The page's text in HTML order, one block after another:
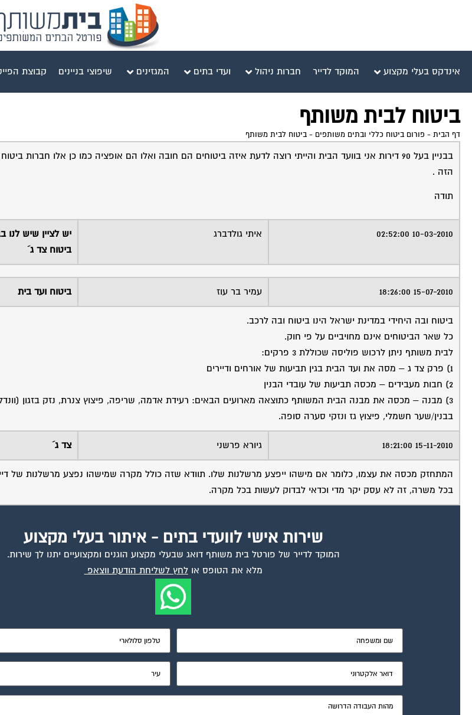
אינדקס בעלי מקצוע המוקד לדייר חברות ניהול ועדי בתים המגזינים שיפוצי בניינים קבוצת
ביטוח לבית משותף
דף הבית - פורום ביטוח כללי ובתים משותפים - ביטוח לבית משותף
בבניין בעל 90 דירות אני בוועד הבית והייתי רוצה לדעת איזה ביטוחים הם חובה ואלו הם אופציה כמו כן אלו חברות
הזה .
תודה
10-03-2010 02:52:00 איתי גולדברג
יש לציין שיש לנו
ביטוח צד ג´
15-07-2010 18:26:00 עמיר בר עוז ביטוח ועד בית
ביטוח ובה היחידי במדינת ישראל הינו ביטוח ובה לרכב.
כל שאר הביטוחים אינם מחויביים על פי חוק.
לבית משותף ניתן לרכוש פוליסה שכוללת 3 פרקים:
1) פרק צד ג – מסה את ועד הבית בגין תביעות של אורחים ודיירים
2) חבות מעבידים – מכסה תביעות של עובדי הבנין
3) מבנה – מכסה את מבנה הבית המשותף כתוצאה מארועים הבאים: רעידת אדמה, שריפה, פיצוץ צנרת, נזק בזגון
בבנין/שער חשמלי, פיצוץ גז ונזקי סערה סופה.
15-11-2010 18:21:00 גיורא פרשני צד ג´
המתחזק מכסה את עצמו, כלומר אם מישהו ייפצע מרשלנות שלו. תוודא שזה כולל מקרה שמישהו נפצע מרשלנות של
בכל משרה, זה לא עסק יקר מדי וכדאי לבדוק לעשות בכל מקרה.
שירות אישי לוועדי בתים - איתור בעלי מקצוע
המוקד לדייר של פורטל בית משותף דואג שבעלי מקצוע הוגנים ומקצועיים יתנו לך שירות.
מלא את הטופס אולחץ לשליחת הודעת ווצאפ